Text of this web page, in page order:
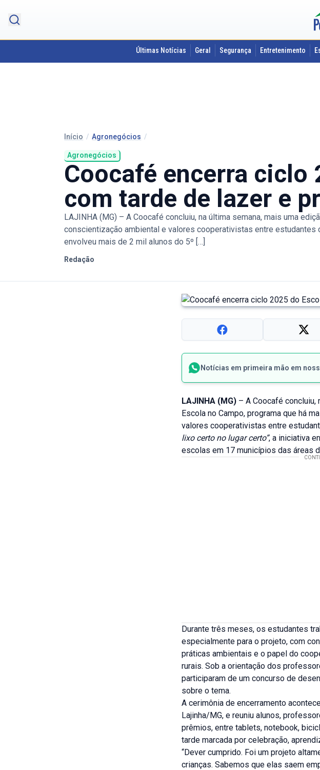
Últimas Notícias Geral Segurança Entretenimento
Início /Agronegócios /
Agronegócios
Coocafé encerra ciclo
com tarde de lazer e
LAJINHA (MG) – A Coocafé concluiu, na última semana, mais uma
conscientização ambiental e valores cooperativistas entre estudantes
envolveu mais de 2 mil alunos do 5º […]
Redação
Notícias em primeira mão em
LAJINHA (MG)– A Coocafé concluiu,
Escola no Campo, programa que há
valores cooperativistas entre
lixo certo no lugar certo”, a iniciativa
escolas em 17 municípios das áreas
Durante três meses, os estudantes
especialmente para o projeto, com
práticas ambientais e o papel do
rurais. Sob a orientação dos
participaram de um concurso de
sobre o tema.
A cerimônia de encerramento
Lajinha/MG, e reuniu alunos,
prêmios, entre tablets, notebook,
tarde marcada por celebração,
“Dever cumprido. Foi um projeto
crianças. Sabemos que elas saem